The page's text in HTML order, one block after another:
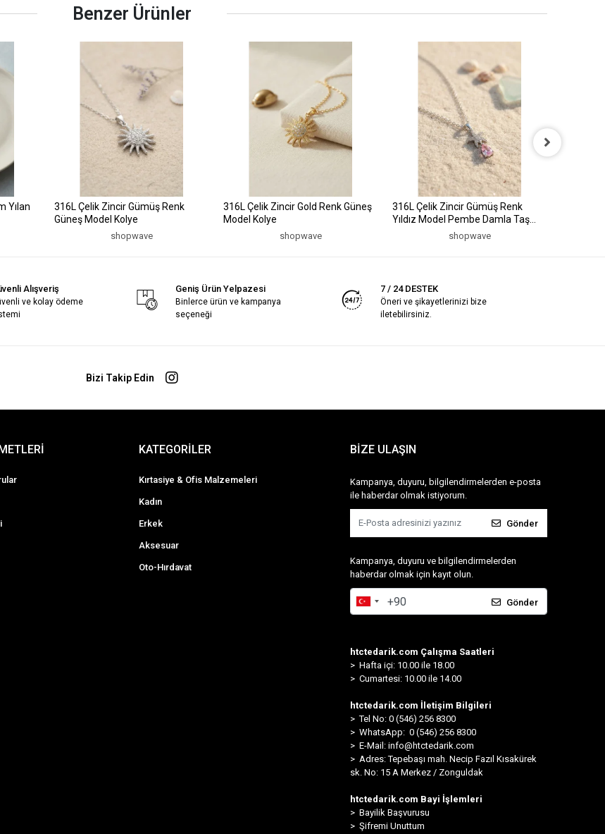
Benzer Ürünler
Yılan
316L Çelik Zincir Gümüş Renk
Güneş Model Kolye
shopwave
316L Çelik Zincir Gold Renk Güneş
Model Kolye
shopwave
316L Çelik Zincir Gümüş Renk
Yıldız Model Pembe Damla Taş
shopwave
Alışveriş
ve kolay ödeme
Geniş Ürün Yelpazesi
Binlerce ürün ve kampanya
seçeneği
7 / 24 DESTEK
Öneri ve şikayetlerinizi bize
iletebilirsiniz.
Bizi Takip Edin
KATEGORİLER
Kırtasiye & Ofis Malzemeleri
Kadın
Erkek
Aksesuar
Oto-Hırdavat
BİZE ULAŞIN
Kampanya, duyuru, bilgilendirmelerden e-posta
ile haberdar olmak istiyorum.
Gönder
Kampanya, duyuru ve bilgilendirmelerden
haberdar olmak için kayıt olun.
Gönder
htctedarik.com Çalışma Saatleri
> Hafta içi: 10.00 ile 18.00
> Cumartesi: 10.00 ile 14.00
htctedarik.com İletişim Bilgileri
> Tel No: 0 (546) 256 8300
> WhatsApp: 0 (546) 256 8300
> E-Mail: info@htctedarik.com
> Adres: Tepebaşı mah. Necip Fazıl Kısakürek
sk. No: 15 A Merkez / Zonguldak
htctedarik.com Bayi İşlemleri
> Bayilik Başvurusu
> Şifremi Unuttum